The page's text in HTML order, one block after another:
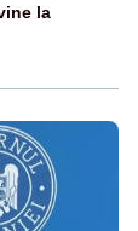
la